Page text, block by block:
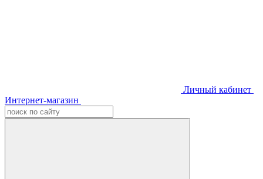
Личный кабинет
Интернет-магазин